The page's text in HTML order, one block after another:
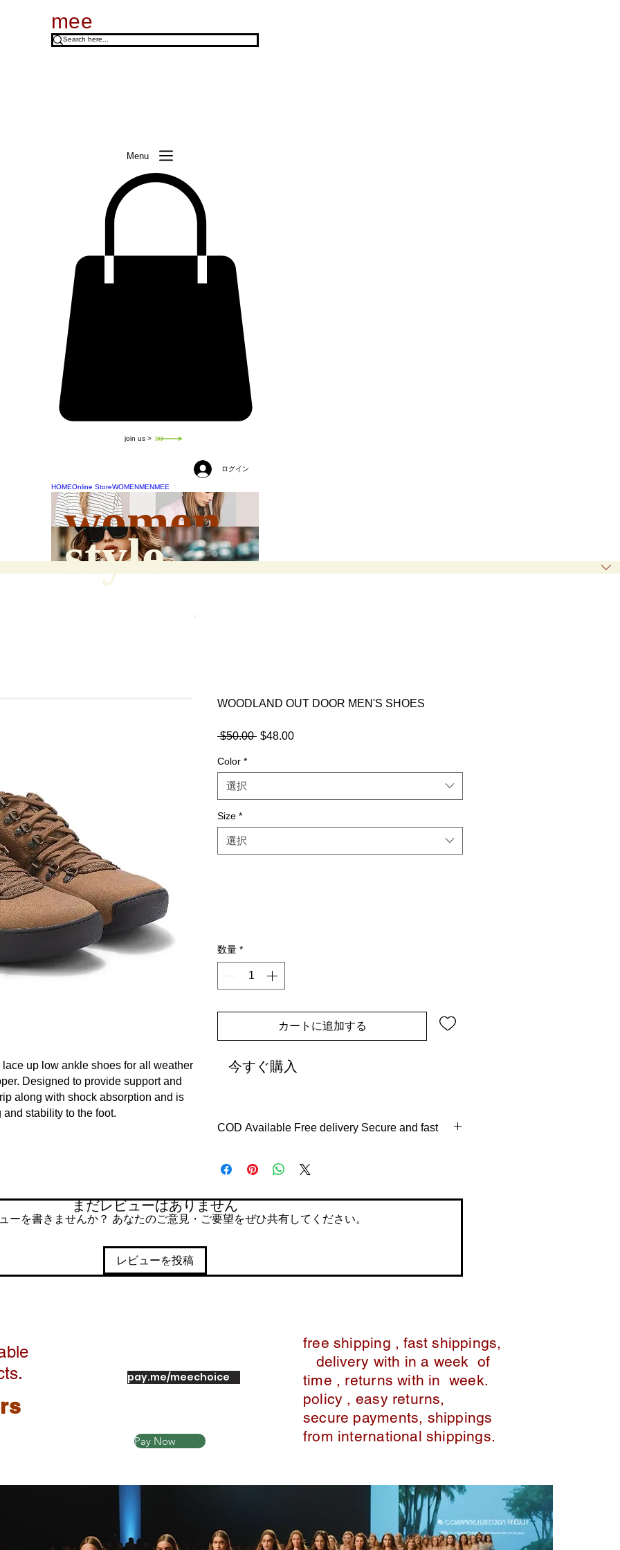
mee
Menu
join us >
ログイン
HOMEOnline StoreWOMENMENMEE
women
style
up low ankle shoes for all weather
Designed to provide support and
along with shock absorption and is
stability to the foot.
WOODLAND OUT DOOR MEN'S SHOES
$50.00 通$48.00セ
Color *
選択
Size *
選択
数量 *
カートに追加する
今すぐ購入
COD Available Free delivery Secure and fast
Easy returns free reverse pick up full refund
Exchange offer
まだレビューはありません
ーを書きませんか？ あなたのご意見・ご要望をぜひ共有してください。
レビューを投稿
pay.me/meechoice
Pay Now
free shipping , fast shippings,
delivery with in a week of
time , returns with in week.
policy , easy returns,
secure payments, shippings
from international shippings.